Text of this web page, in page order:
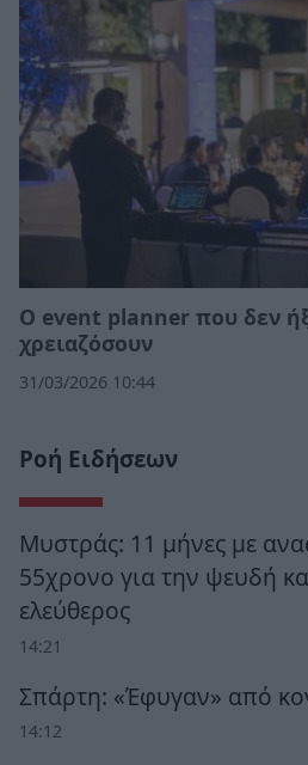
Ο event planner που δεν
χρειαζόσουν
31/03/2026 10:44
Ροή Ειδήσεων
Μυστράς: 11 μήνες με
55χρονο για την ψευδή
ελεύθερος
14:21
Σπάρτη: «Έφυγαν» από
14:12